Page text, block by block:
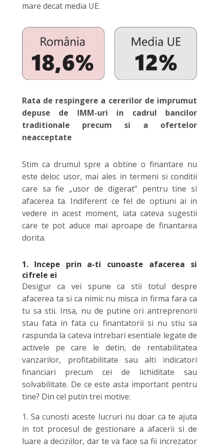
mare decat media UE.
Rata de respingere a cererilor de imprumut
depuse de IMM-uri in cadrul bancilor
traditionale precum si a ofertelor
neacceptate
Stim ca drumul spre a obtine o finantare nu
este deloc usor, mai ales in termeni si conditii
care sa fie „usor de digerat” pentru tine si
afacerea ta. Indiferent ce fel de optiuni ai in
vedere in acest moment, iata cateva sugestii
care te pot aduce mai aproape de finantarea
dorita.
1. Incepe prin a-ti cunoaste afacerea si
cifrele ei
Desigur ca vei spune ca stii totul despre
afacerea ta si ca nimic nu misca in firma fara ca
tu sa stii. Insa, nu de putine ori antreprenorii
stau fata in fata cu finantatorii si nu stiu sa
raspunda la cateva intrebari esentiale legate de
activele pe care le detin, de rentabilitatea
vanzarilor, profitabilitate sau alti indicatori
financiari precum cei de lichiditate sau
solvabilitate. De ce este asta important pentru
tine? Din cel putin trei motive:
1. Sa cunosti aceste lucruri nu doar ca te ajuta
in tot procesul de gestionare a afacerii si de
luare a deciziilor, dar te va face sa fii increzator